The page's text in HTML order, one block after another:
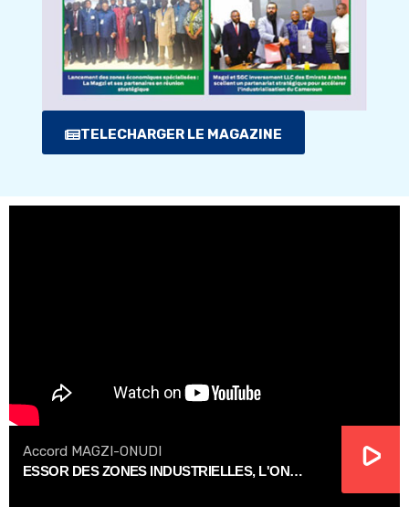
TELECHARGER LE MAGAZINE
Accord MAGZI-ONUDI
ESSOR DES ZONES INDUSTRIELLES, L'ONUDI S'ENGAGE POUR PLUS D'ATTRACTIVITÉ.